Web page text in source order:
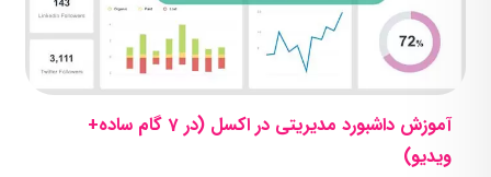
آموزش داشبورد مدیریتی در اکسل (در 7 گام ساده+
ویدیو)